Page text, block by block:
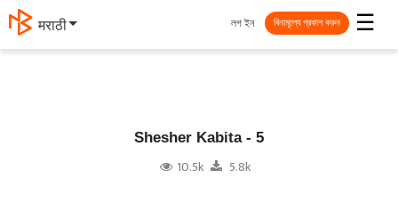
मराठी ☰
লগ ইন বিনামূল্যে প্রকাশ করুন
Shesher Kabita - 5
10.5k 5.8k